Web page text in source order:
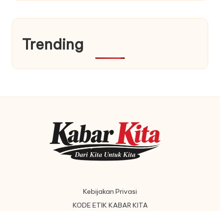
Trending
Kebijakan Privasi
KODE ETIK KABAR KITA